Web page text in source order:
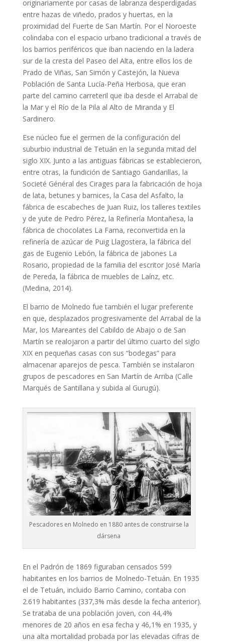
originariamente por casas de labranza desperdigadas
entre hazas de viñedo, prados y huertas, en la
proximidad del Fuerte de San Martín. Por el Noroeste
colindaba con el espacio urbano tradicional a través de
los barrios periféricos que iban naciendo en la ladera
sur de la cresta del Paseo del Alta, entre ellos los de
Prado de Viñas, San Simón y Castejón, la Nueva
Población de Santa Lucía-Peña Herbosa, que eran
parte del camino carreteril que iba desde el Arrabal de
la Mar y el Río de la Pila al Alto de Miranda y El
Sardinero.
Ese núcleo fue el germen de la configuración del
suburbio industrial de Tetuán en la segunda mitad del
siglo XIX. Junto a las antiguas fábricas se establecieron,
entre otras, la fundición de Santiago Gandarillas, la
Societé Général des Cirages para la fabricación de hoja
de lata, betunes y barnices, la Casa del Asfalto, la
fábrica de escabeches de Juan Ruiz, los talleres textiles
y de yute de Pedro Pérez, la Refinería Montañesa, la
fábrica de chocolates La Fama, reconvertida en la
refinería de azúcar de Puig Llagostera, la fábrica del
gas de Eugenio Lebón, la fábrica de jabones La
Rosario, propiedad de la familia del escritor José María
de Pereda, la fábrica de muebles de Laínz, etc.
(Medina, 2014).
El barrio de Molnedo fue también el lugar preferente
en que, desplazados progresivamente del Arrabal de la
Mar, los Mareantes del Cabildo de Abajo o de San
Martín se realojaron a partir del último cuarto del siglo
XIX en pequeñas casas con sus “bodegas” para
almacenar aparejos de pesca. También se instalaron
grupos de pescadores en San Martín de Arriba (Calle
Marqués de Santillana y subida al Gurugú).
Pescadores en Molnedo en 1880 antes de construirse la
dársena
En el Padrón de 1869 figuraban censados 599
habitantes en los barrios de Molnedo-Tetuán. En 1935
el de Tetuán, incluido Barrio Camino, contaba con
2.619 habitantes (337,3% más desde la fecha anterior).
Se trataba de una población joven, con 44,4%
menores de 20 años en esa fecha y 46,1% en 1935, y
una alta mortalidad probada por las elevadas cifras de